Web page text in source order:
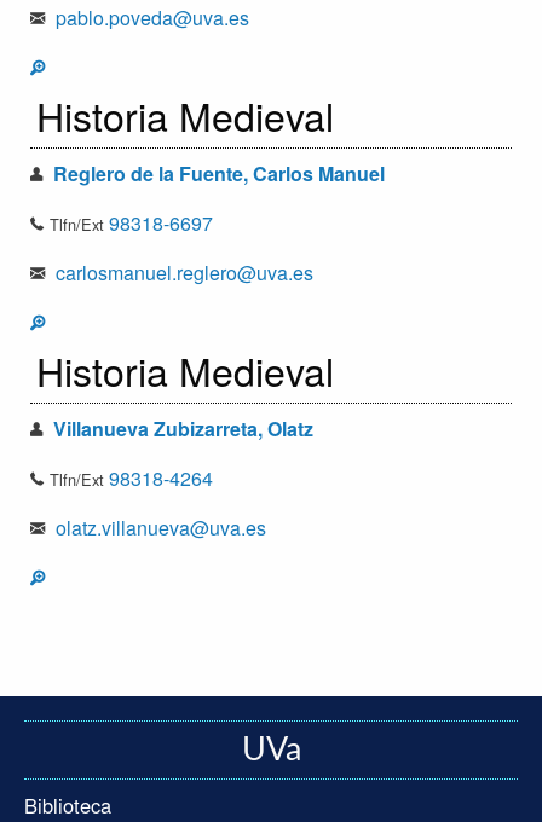
pablo.poveda@uva.es
Historia Medieval
Reglero de la Fuente, Carlos Manuel
Tlfn/Ext 98318-6697
carlosmanuel.reglero@uva.es
Historia Medieval
Villanueva Zubizarreta, Olatz
Tlfn/Ext 98318-4264
olatz.villanueva@uva.es
UVa
Biblioteca